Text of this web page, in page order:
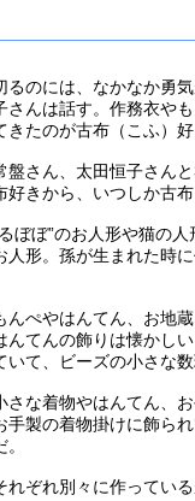
のには、なかなか勇
さんは話す。作務衣や
きたのが古布（こふ）
さん、太田恒子さん
好きから、いつしか古
ぼぼ”のお人形や猫の
人形。孫が生まれた時
ぺやはんてん、お地
んてんの飾りは懐かし
いて、ビーズの小さな
な着物やはんてん、
手製の着物掛けに飾ら
ぞれ別々に作ってい